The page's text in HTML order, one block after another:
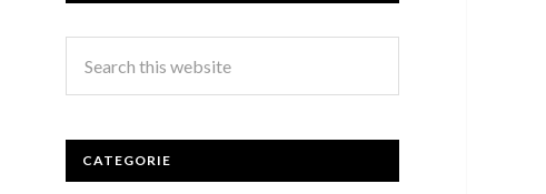
CATEGORIE